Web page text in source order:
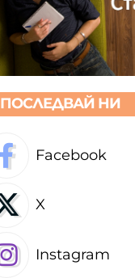
ПОСЛЕДВАЙ НИ
Facebook
X
Instagram